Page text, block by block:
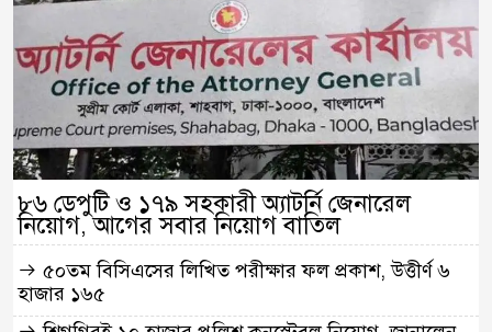
৮৬ ডেপুটি ও ১৭৯ সহকারী অ্যাটর্নি জেনারেল
নিয়োগ, আগের সবার নিয়োগ বাতিল
৫০তম বিসিএসের লিখিত পরীক্ষার ফল প্রকাশ, উত্তীর্ণ ৬
হাজার ১৬৫